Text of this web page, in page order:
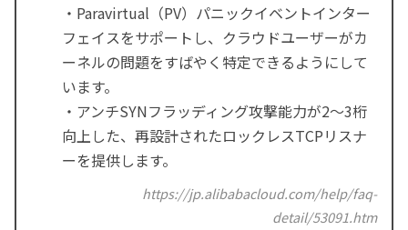
・Paravirtual（PV）パニックイベントインター
フェイスをサポートし、クラウドユーザーがカ
ーネルの問題をすばやく特定できるようにして
います。
・アンチSYNフラッディング攻撃能力が2〜3桁
向上した、再設計されたロックレスTCPリスナ
ーを提供します。
https://jp.alibabacloud.com/help/faq-
detail/53091.htm